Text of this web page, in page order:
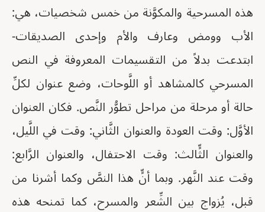
هذه المسرحية والمكوَّنة من خمس شخصيات، هي:
الأب وومض وعارف والأم وإحدى الصديقات-
ابتدعت بدلاً من التقسيمات المعروفة في النص
المسرحي كالمشاهد أو اللَّوحات، وضع عنوان لكلِّ
حالة أو مرحلة من مراحل تطوُّر النَّص. فكان العنوان
الأوَّل: وقت العودة والعنوان الثَّاني: وقت في اللَّيل،
والعنوان الثٍّالث: وقت الاحتفال، والعنوان الرَّابع:
وقت عند النَّهر. وبما أنٍّ هذا النصَّ وكما أشرنا من
قبل، يُزواج بين الشِّعر والمسرح، كما تمنحه هذه